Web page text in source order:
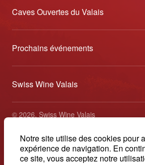
Notre site utilise des cookies pour
expérience de navigation. En
ce site, vous acceptez notre
Caves Ouvertes du Valais
À propos
Partenaires
Prochains événements
Tavolata des Vins du Valais
Sélection des Vins du Valais
Swiss Wine Valais
Avenue de la Gare 2 - CP 144 - 1964
info@swisswinevalais.ch
© 2026, Swiss Wine Valais